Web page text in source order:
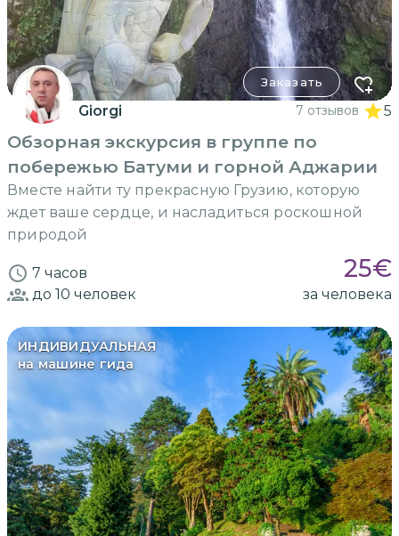
Заказать
Giorgi 7 отзывов 5
Обзорная экскурсия в группе по
побережью Батуми и горной Аджарии
Вместе найти ту прекрасную Грузию, которую
ждет ваше сердце, и насладиться роскошной
природой
7 часов 25€
до 10 человек за человека
ИНДИВИДУАЛЬНАЯ
на машине гида